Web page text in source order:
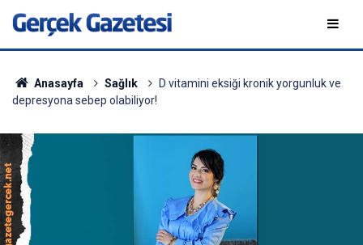
Anasayfa Sağlık
D vitamini eksiği kronik yorgunluk ve
depresyona sebep olabiliyor!